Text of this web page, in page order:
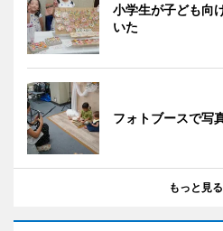
小学生が子ども向
いた
フォトブースで写
もっと見る